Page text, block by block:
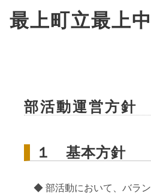
最上町立最上
部活動運営方針
１ 基本方針
◆ 部活動において、バラ